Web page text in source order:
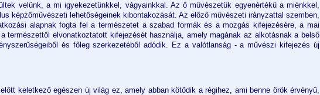
velünk, a mi igyekezetünkkel, vágyainkkal. Az ő művészetük egyenértékű a miénkkel,
képzőművészeti lehetőségeinek kibontakozását. Az előző művészeti irányzattal szemben,
alapnak fogta fel a természetet a szabad formák és a mozgás kifejezésére, a mai
természettől elvonatkoztatott kifejezését használja, amely magának az alkotásnak a belső
és főleg szerkezetéből adódik. Ez a valótlanság - a művészi kifejezés új
keletkező egészen új világ ez, amely abban kötődik a régihez, ami benne örök érvényű,